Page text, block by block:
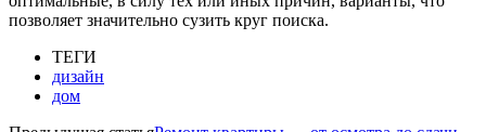
позволяет значительно сузить круг поиска.
ТЕГИ
дизайн
дом